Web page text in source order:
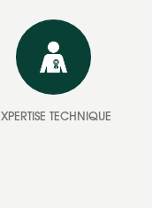
TECHNIQUE